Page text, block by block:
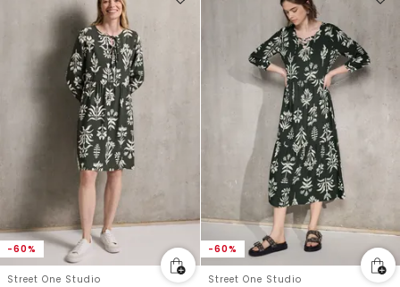
-60%
Street One Studio
-60%
Street One Studio